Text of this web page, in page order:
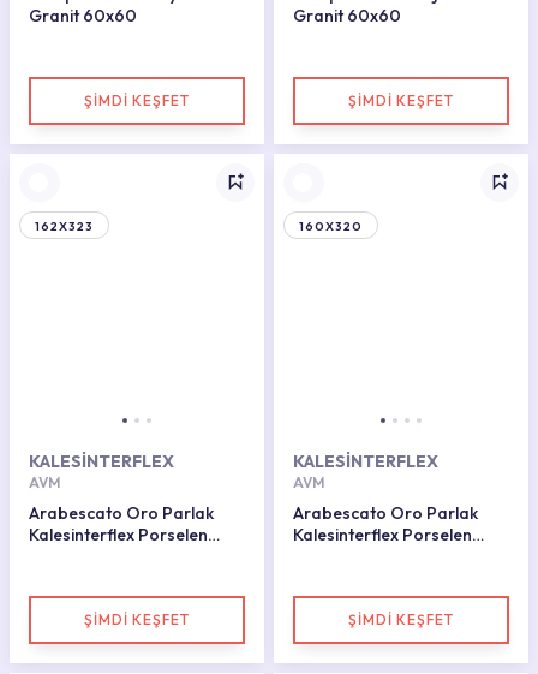
Granit 60x60
ŞİMDİ KEŞFET
Granit 60x60
ŞİMDİ KEŞFET
162X323
KALESİNTERFLEX
AVM
Arabescato Oro Parlak
Kalesinterflex Porselen
ŞİMDİ KEŞFET
160X320
KALESİNTERFLEX
AVM
Arabescato Oro Parlak
Kalesinterflex Porselen
ŞİMDİ KEŞFET